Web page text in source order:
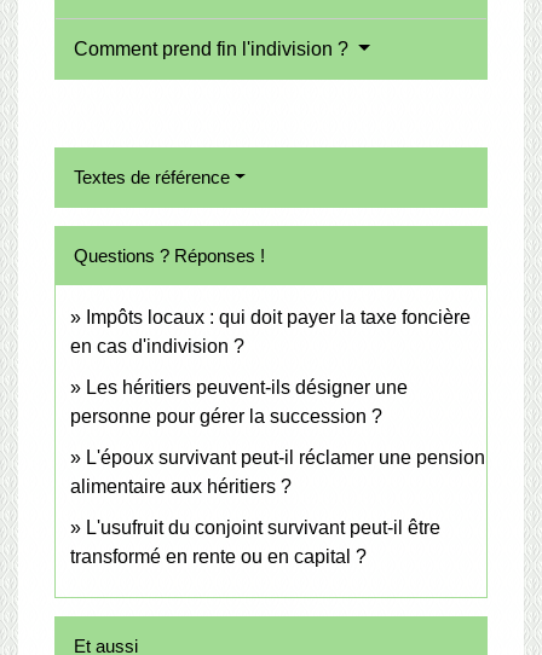
Comment prend fin l'indivision ?
Textes de référence
Questions ? Réponses !
Impôts locaux : qui doit payer la taxe foncière
en cas d'indivision ?
Les héritiers peuvent-ils désigner une
personne pour gérer la succession ?
L'époux survivant peut-il réclamer une pension
alimentaire aux héritiers ?
L'usufruit du conjoint survivant peut-il être
transformé en rente ou en capital ?
Et aussi